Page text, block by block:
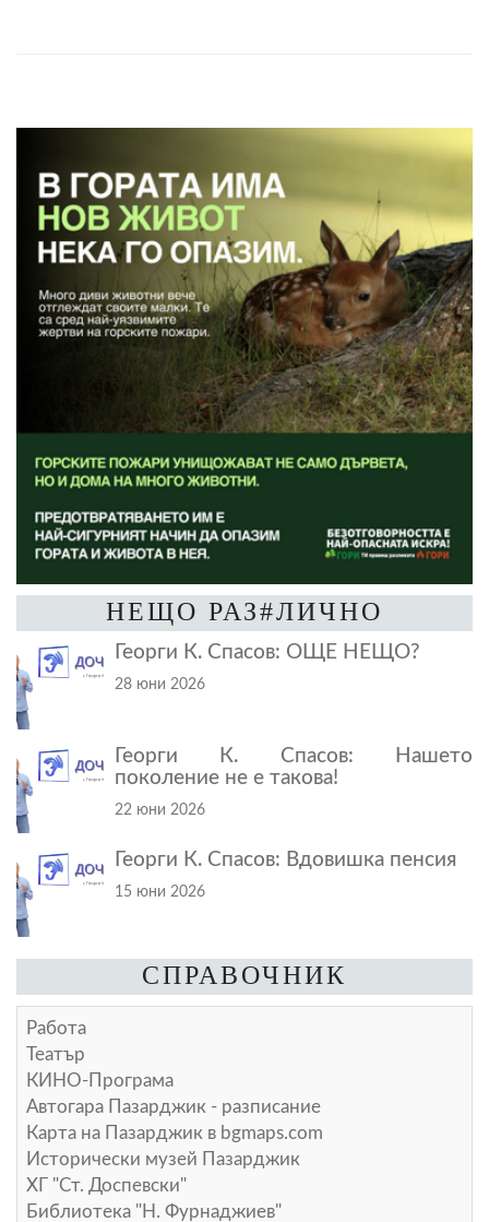
НЕЩО РАЗ#ЛИЧНО
Георги К. Спасов: ОЩЕ НЕЩО?
28 юни 2026
Георги К. Спасов: Нашето
поколение не е такова!
22 юни 2026
Георги К. Спасов: Вдовишка пенсия
15 юни 2026
СПРАВОЧНИК
Работа
Театър
КИНО-Програма
Автогара Пазарджик - разписание
Карта на Пазарджик в bgmaps.com
Исторически музей Пазарджик
ХГ "Ст. Доспевски"
Библиотека "Н. Фурнаджиев"